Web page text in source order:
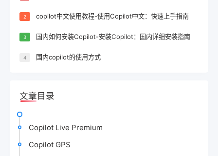
2 copilot中文使用教程-使用Copilot中文：快速上手指南
3 国内如何安装Copilot-安装Copilot：国内详细安装指南
4 国内copilot的使用方式
文章目录
Copilot Live Premium
Copilot GPS